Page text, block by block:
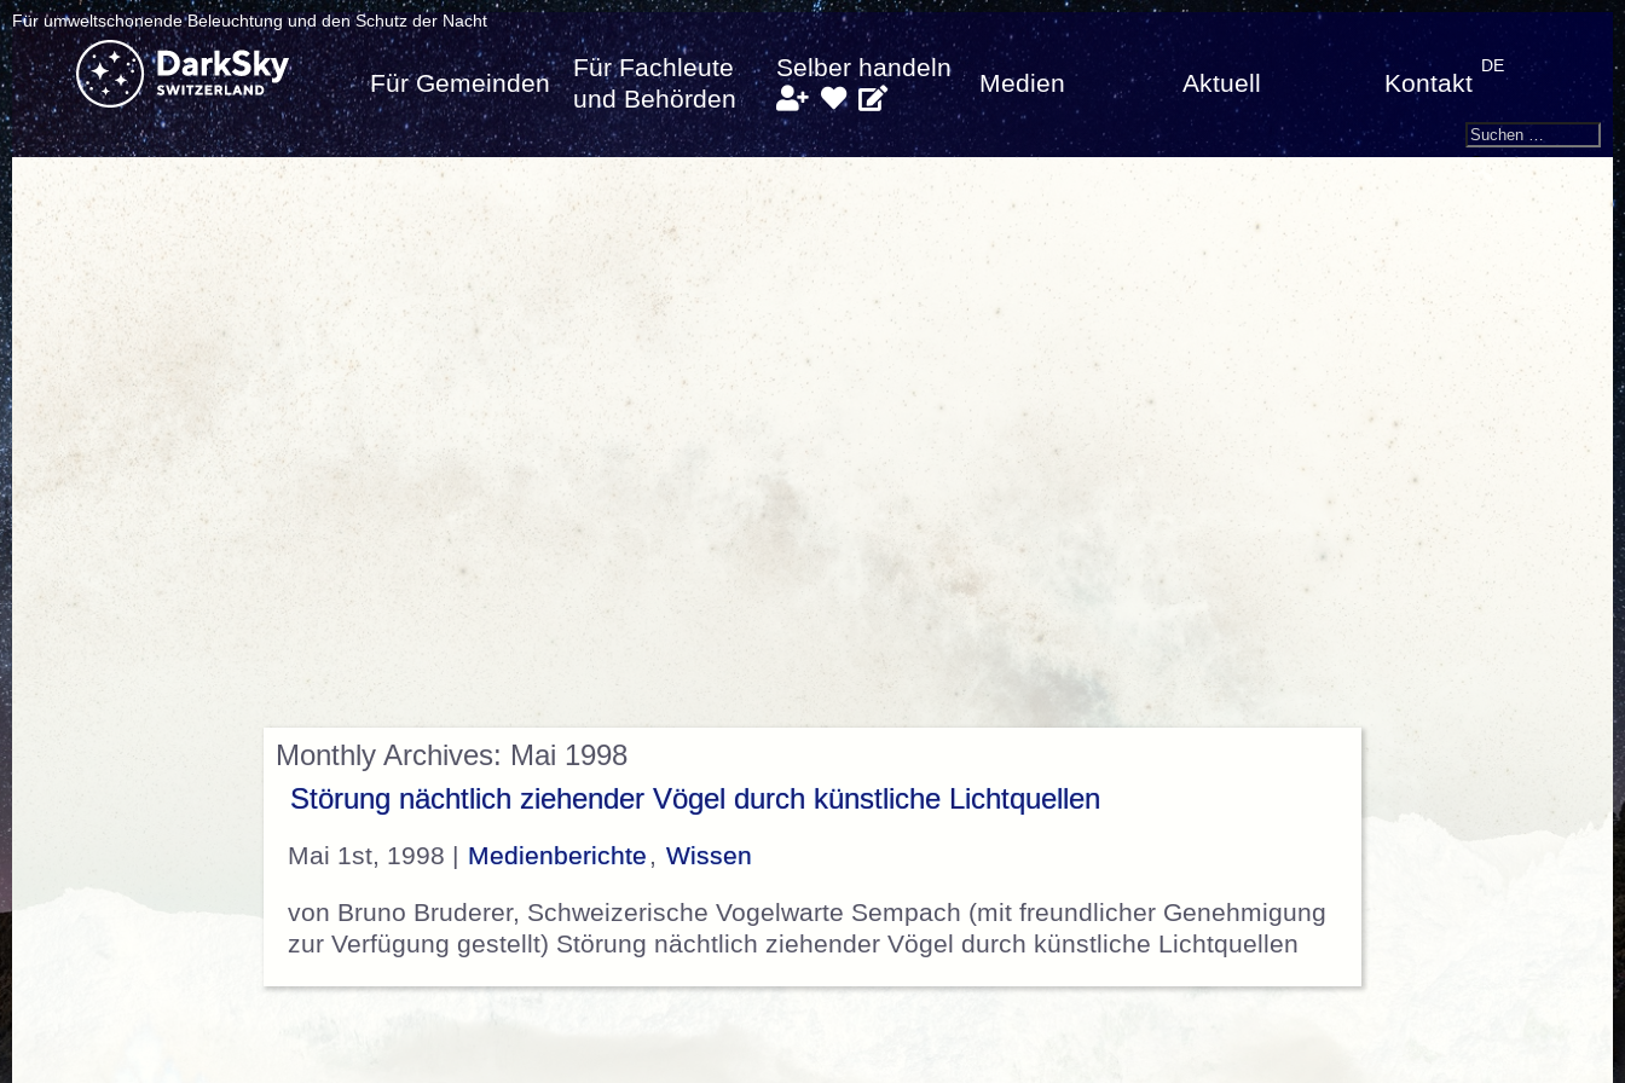
Für umweltschonende Beleuchtung und den Schutz der Nacht
Für Gemeinden
Für Fachleute
und Behörden
Selber handeln
Medien Aktuell Kontakt
DE
Search
Suchen
Monthly Archives: Mai 1998
Störung nächtlich ziehender Vögel durch künstliche Lichtquellen
Mai 1st, 1998 | Medienberichte , Wissen
von Bruno Bruderer, Schweizerische Vogelwarte Sempach (mit freundlicher Genehmigung
zur Verfügung gestellt) Störung nächtlich ziehender Vögel durch künstliche Lichtquellen